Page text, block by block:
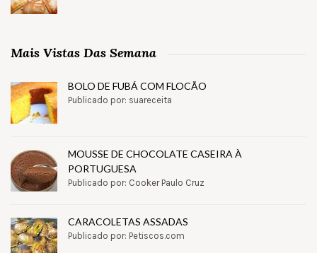
Mais Vistas Das Semana
BOLO DE FUBÁ COM FLOCÃO
Publicado por: suareceita
MOUSSE DE CHOCOLATE CASEIRA À
PORTUGUESA
Publicado por: Cooker Paulo Cruz
CARACOLETAS ASSADAS
Publicado por: Petiscos.com